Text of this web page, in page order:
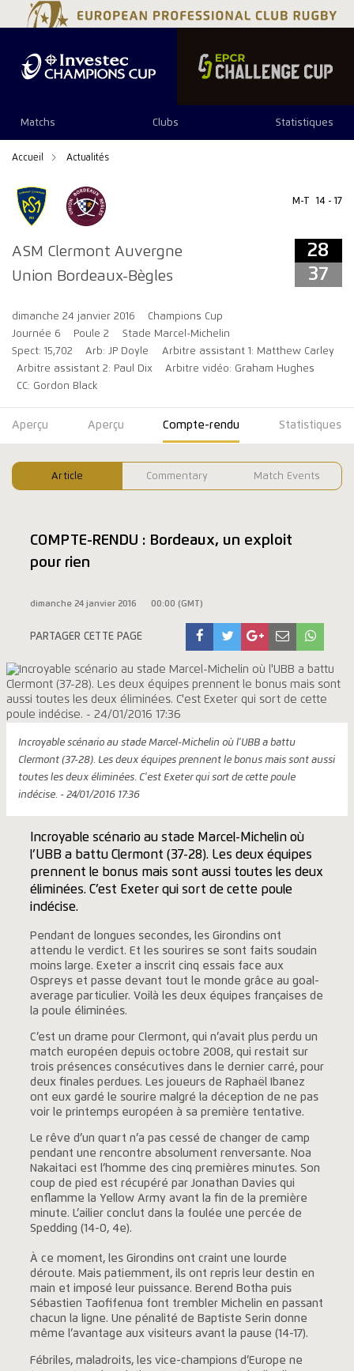
Matchs Clubs Statistiques
Accueil Actualités
ASM Clermont Auvergne
Union Bordeaux-Bègles
M-T 14 - 17
28
37
dimanche 24 janvier 2016
Champions Cup
Journée 6
Poule 2
Stade Marcel-Michelin
Spect: 15,702
Arb: JP Doyle
Arbitre assistant 1: Matthew Carley
Arbitre assistant 2: Paul Dix
Arbitre vidéo: Graham Hughes
CC: Gordon Black
28 37
Aperçu Aperçu Compte-rendu Statistiques
Article Commentary Match Events
COMPTE-RENDU : Bordeaux, un exploit
pour rien
dimanche 24 janvier 2016 00:00 (GMT)
PARTAGER CETTE PAGE
Incroyable scénario au stade Marcel-Michelin où l'UBB a battu
Clermont (37-28). Les deux équipes prennent le bonus mais sont aussi
toutes les deux éliminées. C'est Exeter qui sort de cette poule
indécise. - 24/01/2016 17:36
Incroyable scénario au stade Marcel-Michelin où
l’UBB a battu Clermont (37-28). Les deux équipes
prennent le bonus mais sont aussi toutes les deux
éliminées. C’est Exeter qui sort de cette poule
indécise.
Pendant de longues secondes, les Girondins ont
attendu le verdict. Et les sourires se sont faits soudain
moins large. Exeter a inscrit cinq essais face aux
Ospreys et passe devant tout le monde grâce au goal-
average particulier. Voilà les deux équipes françaises de
la poule éliminées.
C’est un drame pour Clermont, qui n’avait plus perdu un
match européen depuis octobre 2008, qui restait sur
trois présences consécutives dans le dernier carré, pour
deux finales perdues. Les joueurs de Raphaël Ibanez
ont eux gardé le sourire malgré la déception de ne pas
voir le printemps européen à sa première tentative.
Le rêve d’un quart n’a pas cessé de changer de camp
pendant une rencontre absolument renversante. Noa
Nakaitaci est l’homme des cinq premières minutes. Son
coup de pied est récupéré par Jonathan Davies qui
enflamme la Yellow Army avant la fin de la première
minute. L’ailier conclut dans la foulée une percée de
Spedding (14-0, 4e).
À ce moment, les Girondins ont craint une lourde
déroute. Mais patiemment, ils ont repris leur destin en
main et imposé leur puissance. Berend Botha puis
Sébastien Taofifenua font trembler Michelin en passant
chacun la ligne. Une pénalité de Baptiste Serin donne
même l’avantage aux visiteurs avant la pause (14-17).
Fébriles, maladroits, les vice-champions d’Europe ne